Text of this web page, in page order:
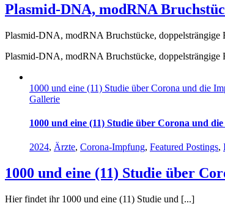
Plasmid-DNA, modRNA
Plasmid-DNA, modRNA Bruchstücke,
Plasmid-DNA, modRNA Bruchstücke,
1000 und eine (11) Studie über Corona und die
Gallerie
1000 und eine (11) Studie über Corona und
2024, Ärzte, Corona-Impfung, Featured Postings,
1000 und eine (11) Studie über
Hier findet ihr 1000 und eine (11) Studie und [...]